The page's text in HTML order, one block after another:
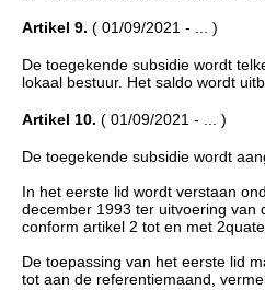
Artikel 9. ( 01/09/2021 - ... )
De toegekende subsidie wordt
lokaal bestuur. Het saldo wordt
Artikel 10. ( 01/09/2021 - ... )
De toegekende subsidie wordt
In het eerste lid wordt verstaan
december 1993 ter uitvoering van
conform artikel 2 tot en met
De toepassing van het eerste lid
tot aan de referentiemaand,